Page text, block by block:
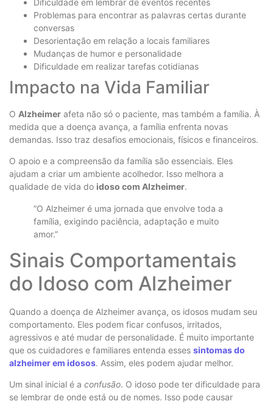
Problemas para encontrar as palavras certas durante
conversas
Desorientação em relação a locais familiares
Mudanças de humor e personalidade
Dificuldade em realizar tarefas cotidianas
Impacto na Vida Familiar
O Alzheimer afeta não só o paciente, mas também a família. À
medida que a doença avança, a família enfrenta novas
demandas. Isso traz desafios emocionais, físicos e financeiros.
O apoio e a compreensão da família são essenciais. Eles
ajudam a criar um ambiente acolhedor. Isso melhora a
qualidade de vida do idoso com Alzheimer.
“O Alzheimer é uma jornada que envolve toda a
família, exigindo paciência, adaptação e muito
amor.”
Sinais Comportamentais
do Idoso com Alzheimer
Quando a doença de Alzheimer avança, os idosos mudam seu
comportamento. Eles podem ficar confusos, irritados,
agressivos e até mudar de personalidade. É muito importante
que os cuidadores e familiares entenda esses sintomas do
alzheimer em idosos. Assim, eles podem ajudar melhor.
Um sinal inicial é a confusão. O idoso pode ter dificuldade para
se lembrar de onde está ou de nomes. Isso pode causar